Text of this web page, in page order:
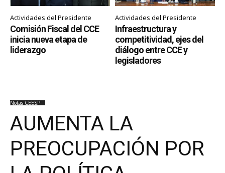
Actividades del Presidente
Comisión Fiscal del CCE
inicia nueva etapa de
liderazgo
Actividades del Presidente
Infraestructura y
competitividad, ejes del
diálogo entre CCE y
legisladores